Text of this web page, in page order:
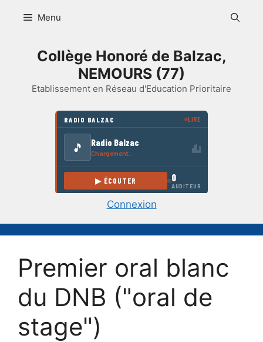
Menu
Collège Honoré de Balzac,
NEMOURS (77)
Etablissement en Réseau d'Education Prioritaire
Connexion
Premier oral blanc
du DNB ("oral de
stage")